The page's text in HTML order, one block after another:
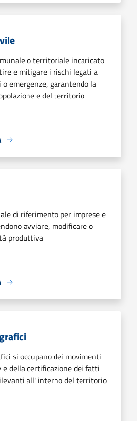
o territoriale incaricato
e mitigare i rischi legati a
emergenze, garantendo la
e del territorio
di riferimento per imprese e
avviare, modificare o
produttiva
si occupano dei movimenti
e della certificazione dei fatti
all' interno del territorio